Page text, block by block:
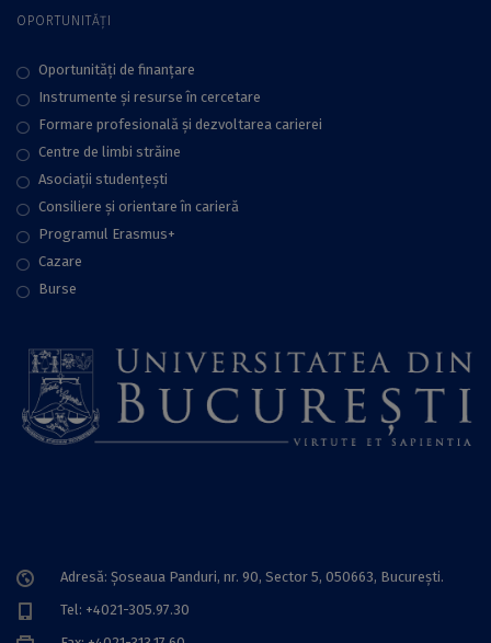
OPORTUNITĂȚI
Oportunități de finanțare
Instrumente și resurse în cercetare
Formare profesională și dezvoltarea carierei
Centre de limbi străine
Asociații studențești
Consiliere şi orientare în carieră
Programul Erasmus+
Cazare
Burse
Adresă: Șoseaua Panduri, nr. 90, Sector 5, 050663, Bucureşti.
Tel: +4021-305.97.30